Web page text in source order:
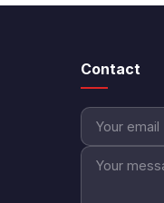
Contact